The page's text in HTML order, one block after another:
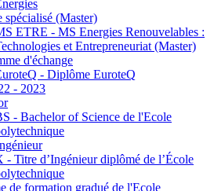
spécialisé (Master)
ETRE - MS Energies Renouvelables :
et Entrepreneuriat (Master)
d'échange
- Diplôme EuroteQ
- 2023
- Bachelor of Science de l'Ecole
- Titre d’Ingénieur diplômé de l’École
de formation gradué de l'Ecole